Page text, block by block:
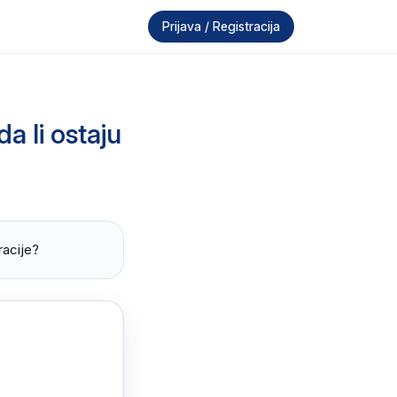
Prijava / Registracija
li ostaju